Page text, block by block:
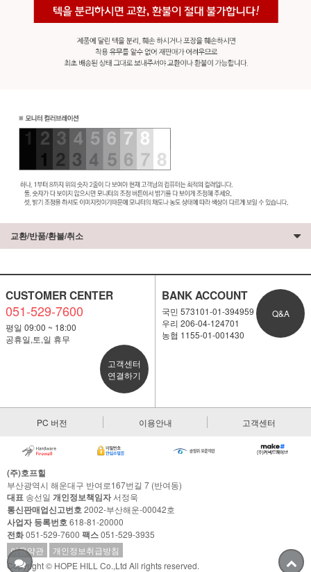
교환/반품/환불/취소
CUSTOMER CENTER
051-529-7600
평일 09:00 ~ 18:00
공휴일,토,일 휴무
고객센터
연결하기
BANK ACCOUNT
국민 573101-01-394959
우리 206-04-124701
농협 1155-01-001430
Q&A
PC 버전 이용안내 고객센터
(주)호프힐
부산광역시 해운대구 반여로167번길 7 (반여동)
대표 송선일 개인정보책임자서정욱
통신판매업신고번호2002-부산해운-00042호
사업자 등록번호618-81-20000
전화051-529-7600 팩스051-529-3935
이용약관
개인정보취급방침
Copyright © HOPE HILL Co.,Ltd All rights reserved.